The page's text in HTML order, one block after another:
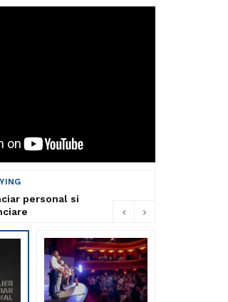
personal si